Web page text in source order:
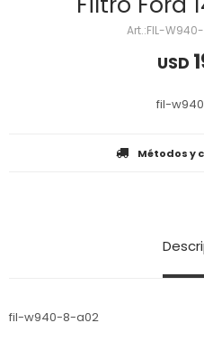
FIL-
USD
fil-
Métodos y
fil-w940-8-a02